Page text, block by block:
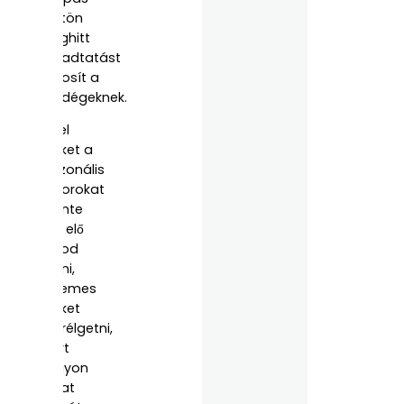
rögtön
meghitt
fogadtatást
biztosít a
vendégeknek.
Mivel
ezeket a
szezonális
dekorokat
évente
újra elő
tudod
venni,
érdemes
ezeket
cserélgetni,
mert
nagyon
sokat